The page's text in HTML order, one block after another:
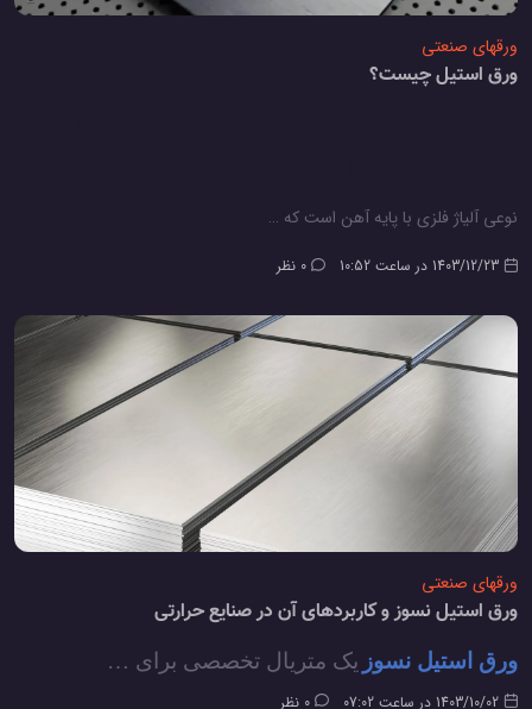
ورقهای صنعتی
ورق استیل چیست؟
نوعی آلیاژ فلزی با پایه آهن است که …
1403/12/23 در ساعت 10:52 0 نظر
ورقهای صنعتی
ورق استیل نسوز و کاربردهای آن در صنایع حرارتی
ورق استیل نسوز یک متریال تخصصی برای …
1403/10/02 در ساعت 07:02 0 نظر